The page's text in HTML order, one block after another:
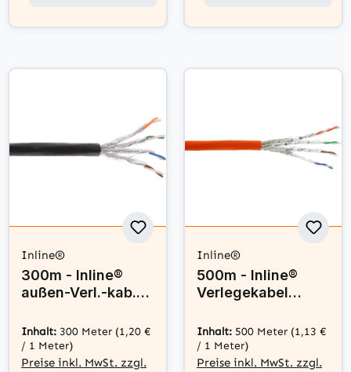
Inline®
300m - Inline®
außen-Verl.-kab.
(PiMF) 4x2x0,58
AWG23, PE-Man.
schw.
Inhalt: 300 Meter (1,20 €
/ 1 Meter)
Preise inkl. MwSt. zzgl.
Inline®
500m - Inline®
Verlegekabel
(PiMF) 4x2x0,58
AWG23, 1200MHz,
LSZH
Inhalt: 500 Meter (1,13 €
/ 1 Meter)
Preise inkl. MwSt. zzgl.